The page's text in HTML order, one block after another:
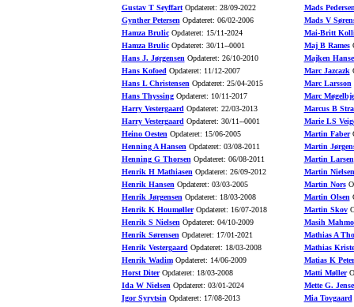
Gustav T SeyffartOpdateret: 28/09-2022
Gynther Petersen Opdateret: 06/02-2006
Hamza BrulicOpdateret: 15/11-2024
Hamza BrulicOpdateret: 30/11--0001
Hans J. Jørgensen Opdateret: 26/10-2010
Hans Kofoed Opdateret: 11/12-2007
Hans L Christensen Opdateret: 25/04-2015
Hans ThyssingOpdateret: 10/11-2017
Harry Vestergaard Opdateret: 22/03-2013
Harry Vestergaard Opdateret: 30/11--0001
Heino Oesten Opdateret: 15/06-2005
Henning A Hansen Opdateret: 03/08-2011
Henning G Thorsen Opdateret: 06/08-2011
Henrik H Mathiasen Opdateret: 26/09-2012
Henrik Hansen Opdateret: 03/03-2005
Henrik Jørgensen Opdateret: 18/03-2008
Henrik K HoumøllerOpdateret: 16/07-2018
Henrik S Nielsen Opdateret: 04/10-2009
Henrik Sørensen Opdateret: 17/01-2021
Henrik Vestergaard Opdateret: 18/03-2008
Henrik WadimOpdateret: 14/06-2009
Horst DiterOpdateret: 18/03-2008
Ida W Nielsen Opdateret: 03/01-2024
Igor Syrytsin Opdateret: 17/08-2013
Mads
Mads V
Mai-Britt
Maj B Rames
Majken
Marc Jazcazk
Marc Larsson
Marc
Marcus B
Marie LS
Martin Faber
Martin
Martin Larsen
Martin Nielsen
Martin Nors
Martin Olsen
Martin Skov
Masih
Mathias A
Mathias
Matias K
Matti Møller
Mette G.
Mia Tovgaard